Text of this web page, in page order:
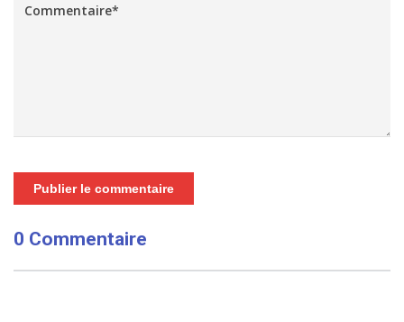
Publier le commentaire
0 Commentaire